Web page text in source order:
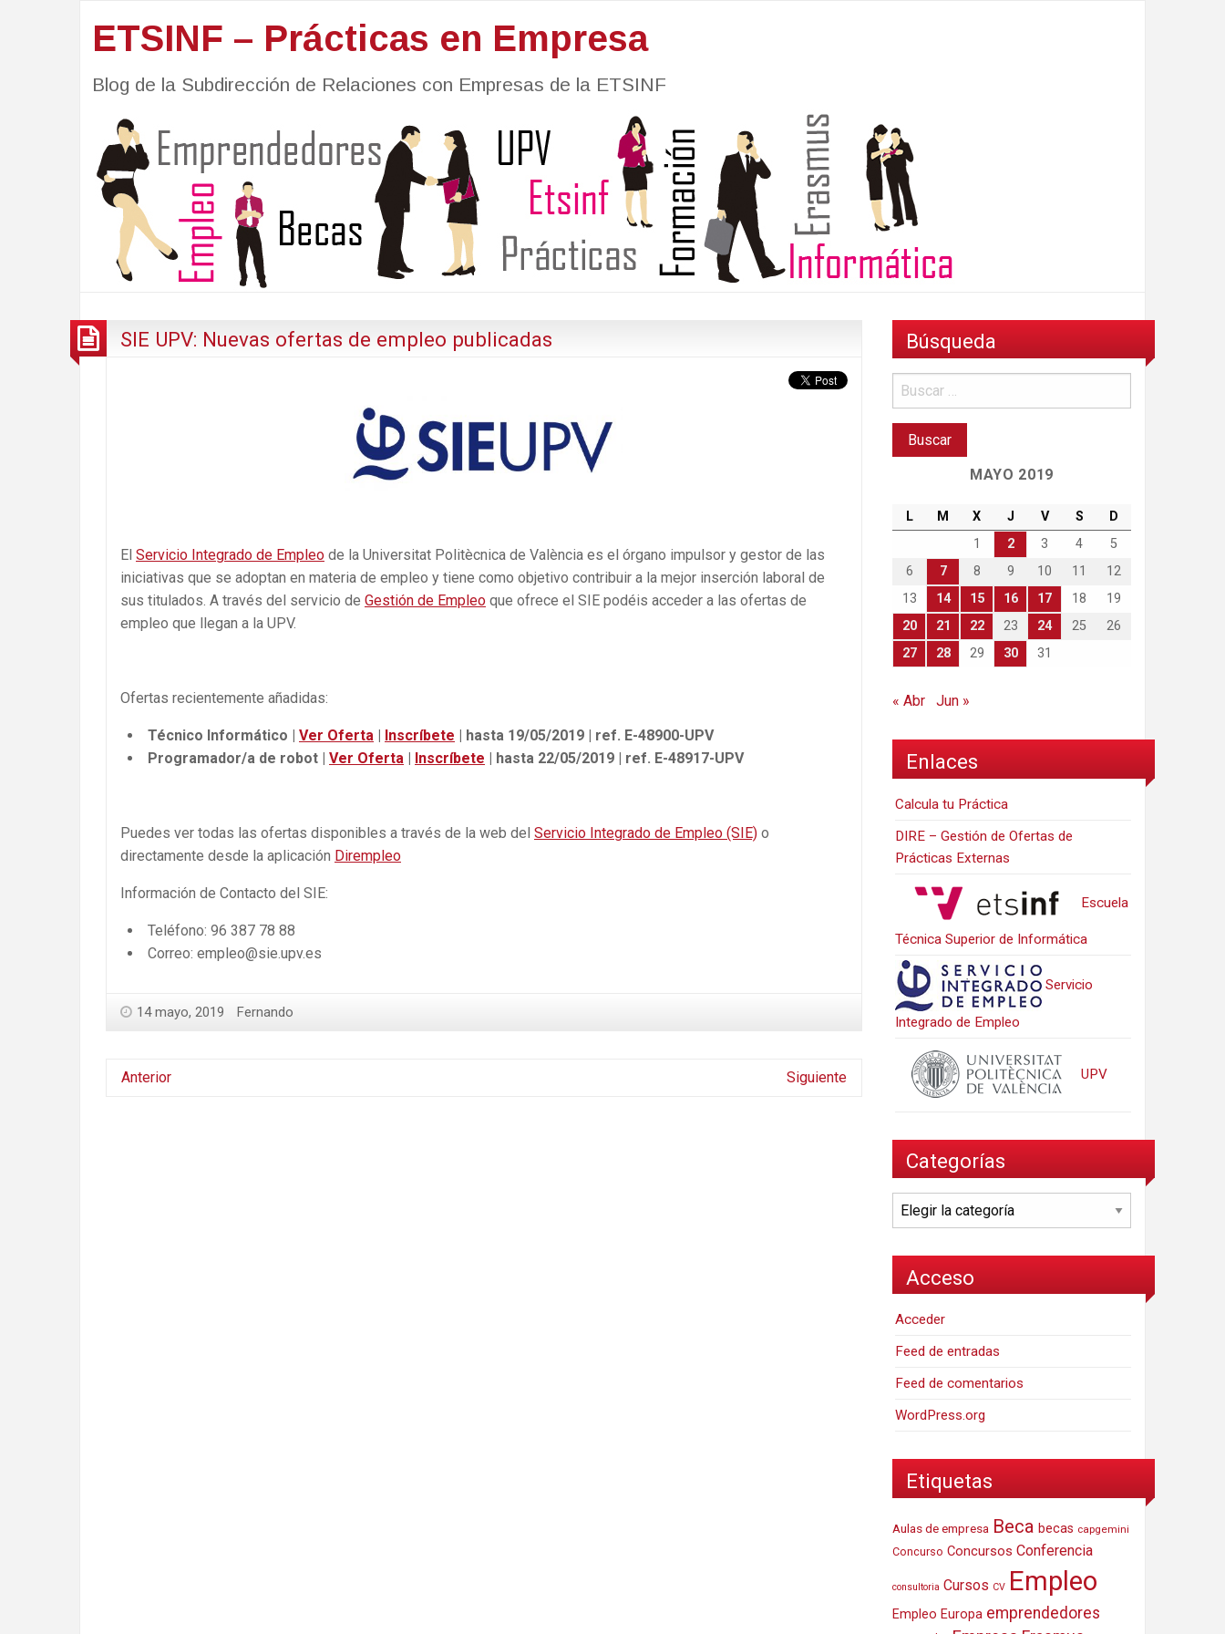
ETSINF – Prácticas en Empresa
Blog de la Subdirección de Relaciones con Empresas de la ETSINF
SIE UPV: Nuevas ofertas de empleo publicadas
El Servicio Integrado de Empleo de la Universitat Politècnica de València es el órgano impulsor y gestor de las
iniciativas que se adoptan en materia de empleo y tiene como objetivo contribuir a la mejor inserción laboral de
sus titulados. A través del servicio de Gestión de Empleo que ofrece el SIE podéis acceder a las ofertas de
empleo que llegan a la UPV.
Ofertas recientemente añadidas:
Técnico Informático | Ver Oferta | Inscríbete | hasta 19/05/2019 | ref. E-48900-UPV
Programador/a de robot | Ver Oferta | Inscríbete | hasta 22/05/2019 | ref. E-48917-UPV
Puedes ver todas las ofertas disponibles a través de la web del Servicio Integrado de Empleo (SIE) o
directamente desde la aplicación Dirempleo
Información de Contacto del SIE:
Teléfono: 96 387 78 88
Correo: empleo@sie.upv.es
14 mayo, 2019 Fernando
Anterior Siguiente
Búsqueda
MAYO 2019
L M X J V S
D
1
2 3 4
5
6
7 8 9 10 11
12
13
14 15 16 17 18
19
20
21 22 23 24 25
26
27
28 29 30 31
« Abr Jun »
Enlaces
Calcula tu Práctica
DIRE – Gestión de Ofertas de
Prácticas Externas
Escuela
Técnica Superior de Informática
Servicio
Integrado de Empleo
UPV
Categorías
Categorías
Acceso
Acceder
Feed de entradas
Feed de comentarios
WordPress.org
Etiquetas
Aulas de empresa Beca becas capgemini
Concurso Concursos Conferencia
consultoria Cursos CV Empleo
Empleo Europa emprendedores